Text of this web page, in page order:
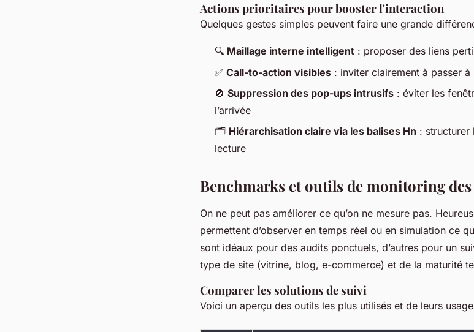
Actions prioritaires pour booster l'interaction
Quelques gestes simples peuvent faire une grande
🔍 Maillage interne intelligent : proposer des liens
✅ Call-to-action visibles : inviter clairement à passer à
🚫 Suppression des pop-ups intrusifs : éviter les
l’arrivée
🗂️ Hiérarchisation claire via les balises Hn : structurer
lecture
Benchmarks et outils de monitoring
On ne peut pas améliorer ce qu’on ne mesure pas.
permettent d’observer en temps réel ou en simulation ce
sont idéaux pour des audits ponctuels, d’autres pour un
type de site (vitrine, blog, e-commerce) et de la maturité
Comparer les solutions de suivi
Voici un aperçu des outils les plus utilisés et de leurs